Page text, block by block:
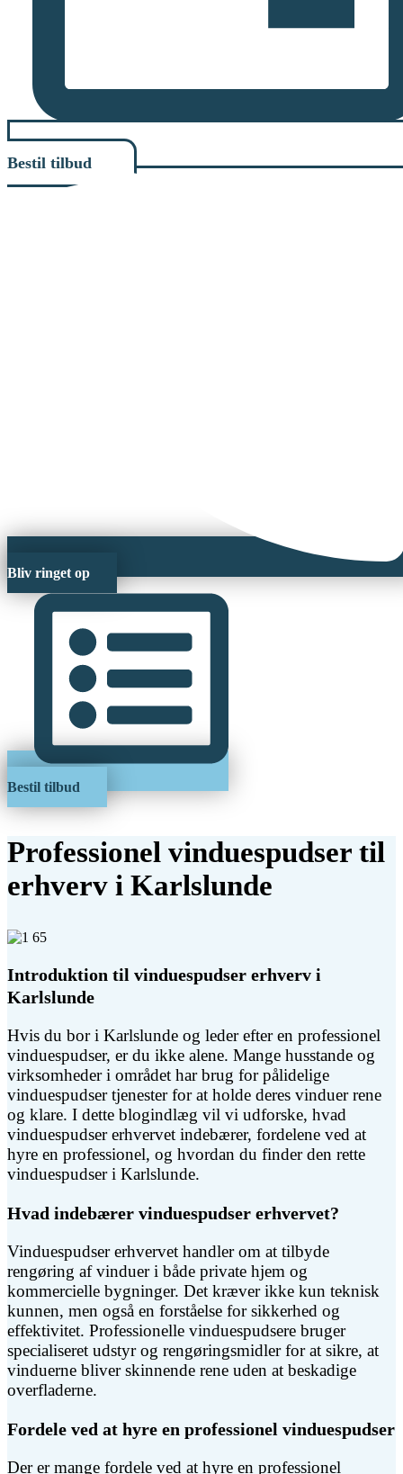
Bestil tilbud
Bliv ringet op
Bestil tilbud
Professionel vinduespudser til
erhverv i Karlslunde
Introduktion til vinduespudser erhverv i
Karlslunde
Hvis du bor i Karlslunde og leder efter en professionel
vinduespudser, er du ikke alene. Mange husstande og
virksomheder i området har brug for pålidelige
vinduespudser tjenester for at holde deres vinduer rene
og klare. I dette blogindlæg vil vi udforske, hvad
vinduespudser erhvervet indebærer, fordelene ved at
hyre en professionel, og hvordan du finder den rette
vinduespudser i Karlslunde.
Hvad indebærer vinduespudser erhvervet?
Vinduespudser erhvervet handler om at tilbyde
rengøring af vinduer i både private hjem og
kommercielle bygninger. Det kræver ikke kun teknisk
kunnen, men også en forståelse for sikkerhed og
effektivitet. Professionelle vinduespudsere bruger
specialiseret udstyr og rengøringsmidler for at sikre, at
vinduerne bliver skinnende rene uden at beskadige
overfladerne.
Fordele ved at hyre en professionel vinduespudser
Der er mange fordele ved at hyre en professionel